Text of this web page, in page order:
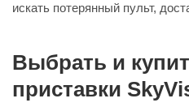
искать потерянный пульт,
Выбрать и
приставки